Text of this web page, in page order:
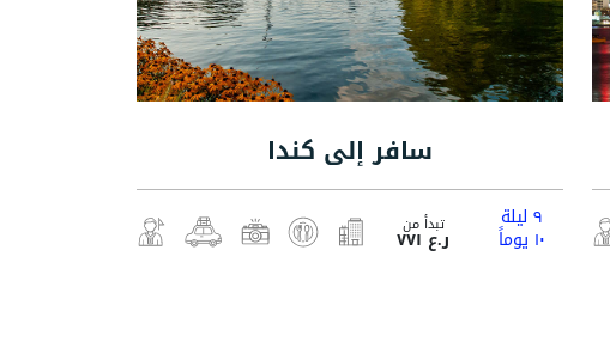
سافر إلى كندا
٩ ليلة
١٠ يوماً تبدأ من
ر.ع ٧٧١